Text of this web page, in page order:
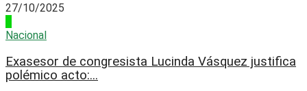
27/10/2025
Nacional
Exasesor de congresista Lucinda Vásquez justifica
polémico acto:...